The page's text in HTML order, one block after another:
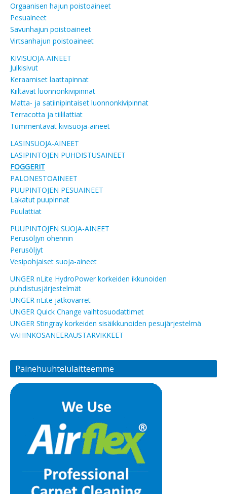
Orgaanisen hajun poistoaineet
Pesuaineet
Savunhajun poistoaineet
Virtsanhajun poistoaineet
KIVISUOJA-AINEET
Julkisivut
Keraamiset laattapinnat
Kiiltävät luonnonkivipinnat
Matta- ja satiinipintaiset luonnonkivipinnat
Terracotta ja tiililattiat
Tummentavat kivisuoja-aineet
LASINSUOJA-AINEET
LASIPINTOJEN PUHDISTUSAINEET
FOGGERIT
PALONESTOAINEET
PUUPINTOJEN PESUAINEET
Lakatut puupinnat
Puulattiat
PUUPINTOJEN SUOJA-AINEET
Perusöljyn ohennin
Perusöljyt
Vesipohjaiset suoja-aineet
UNGER nLite HydroPower korkeiden ikkunoiden
puhdistusjärjestelmät
UNGER nLite jatkovarret
UNGER Quick Change vaihtosuodattimet
UNGER Stingray korkeiden sisäikkunoiden pesujärjestelmä
VAHINKOSANEERAUSTARVIKKEET
Painehuuhtelulaitteemme